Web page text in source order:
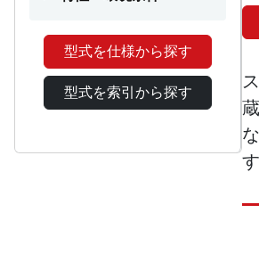
型式を仕様から探す
型式を索引から探す